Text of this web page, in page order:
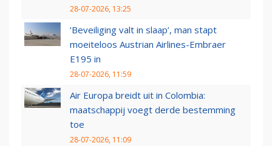
28-07-2026, 13:25
‘Beveiliging valt in slaap’, man stapt
moeiteloos Austrian Airlines-Embraer
E195 in
28-07-2026, 11:59
Air Europa breidt uit in Colombia:
maatschappij voegt derde bestemming
toe
28-07-2026, 11:09